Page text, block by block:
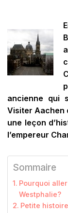
ancienne qui
Visiter Aachen
une leçon
l’empereur
Sommaire
Pourquoi
Westphalie?
Petite